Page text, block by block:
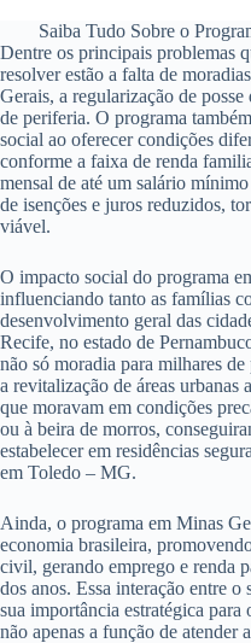
Saiba Tudo Sobre o
Dentre os principais problemas
resolver estão a falta de
Gerais, a regularização de
de periferia. O programa
social ao oferecer condições
conforme a faixa de renda
mensal de até um salário
de isenções e juros reduzidos,
viável.
O impacto social do programa
influenciando tanto as famílias
desenvolvimento geral das
Recife, no estado de
não só moradia para milhares
a revitalização de áreas urbanas
que moravam em condições
ou à beira de morros,
estabelecer em residências
em Toledo – MG.
Ainda, o programa em Minas
economia brasileira,
civil, gerando emprego e renda
dos anos. Essa interação entre
sua importância estratégica
não apenas a função de atender